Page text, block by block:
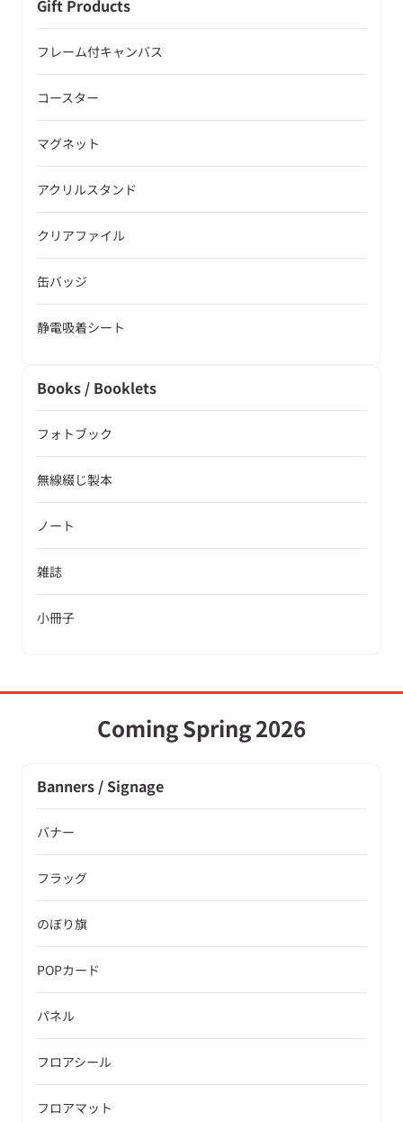
Gift Products
フレーム付キャンバス
コースター
マグネット
アクリルスタンド
クリアファイル
缶バッジ
静電吸着シート
Books / Booklets
フォトブック
無線綴じ製本
ノート
雑誌
小冊子
Coming Spring 2026
Banners / Signage
バナー
フラッグ
のぼり旗
POPカード
パネル
フロアシール
フロアマット